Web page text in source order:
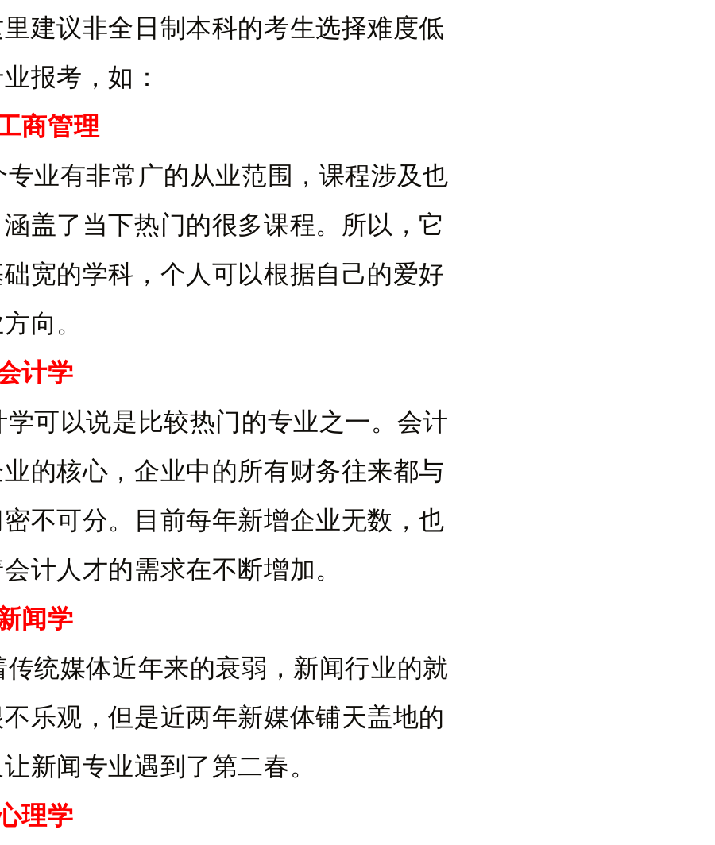
建议非全日制本科的考生选择难度低
报考，如：
商管理
有非常广的从业范围，课程涉及也
涵盖了当下热门的很多课程。所以，它
宽的学科，个人可以根据自己的爱好
向。
计学
以说是比较热门的专业之一。会计
的核心，企业中的所有财务往来都与
不可分。目前每年新增企业无数，也
计人才的需求在不断增加。
闻学
媒体近年来的衰弱，新闻行业的就
乐观，但是近两年新媒体铺天盖地的
新闻专业遇到了第二春。
理学